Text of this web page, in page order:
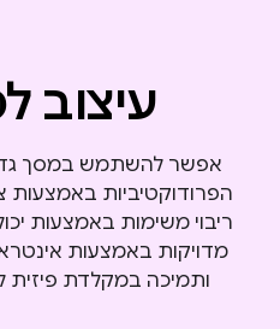
עיצוב
אפשר להשתמש במסך
הפרודוקטיביות באמצעות
ריבוי משימות באמצעות
מדויקות באמצעות
ותמיכה במקלדת פיזית